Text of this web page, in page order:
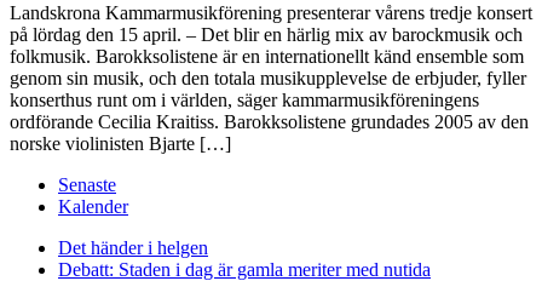
Landskrona Kammarmusikförening presenterar vårens tredje konsert
på lördag den 15 april. – Det blir en härlig mix av barockmusik och
folkmusik. Barokksolistene är en internationellt känd ensemble som
genom sin musik, och den totala musikupplevelse de erbjuder, fyller
konserthus runt om i världen, säger kammarmusikföreningens
ordförande Cecilia Kraitiss. Barokksolistene grundades 2005 av den
norske violinisten Bjarte […]
Senaste
Kalender
Det händer i helgen
Debatt: Staden i dag är gamla meriter med nutida